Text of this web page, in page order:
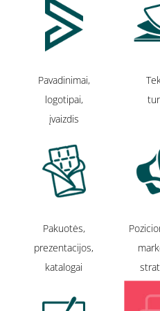
Pavadinimai,
logotipai,
įvaizdis
Pakuotės,
prezentacijos,
katalogai